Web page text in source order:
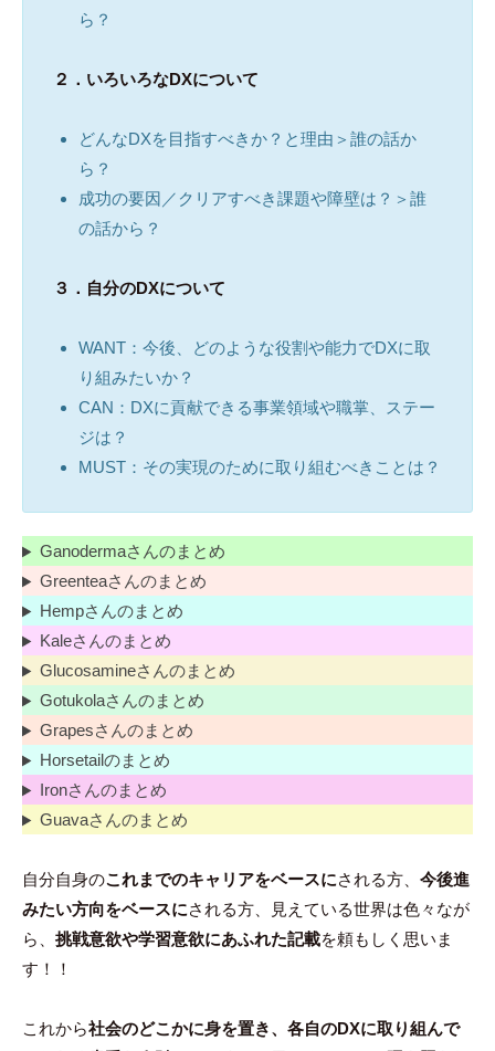
ら？
２．いろいろなDXについて
どんなDXを目指すべきか？と理由＞誰の話か
ら？
成功の要因／クリアすべき課題や障壁は？＞誰
の話から？
３．自分のDXについて
WANT：今後、どのような役割や能力でDXに取
り組みたいか？
CAN：DXに貢献できる事業領域や職掌、ステー
ジは？
MUST：その実現のために取り組むべきことは？
Ganodermaさんのまとめ
Greenteaさんのまとめ
Hempさんのまとめ
Kaleさんのまとめ
Glucosamineさんのまとめ
Gotukolaさんのまとめ
Grapesさんのまとめ
Horsetailのまとめ
Ironさんのまとめ
Guavaさんのまとめ
自分自身のこれまでのキャリアをベースにされる方、 今後進
みたい方向をベースにされる方、見えている世界は色々なが
ら、 挑戦意欲や学習意欲にあふれた記載を頼もしく思いま
す！！
これから社会のどこかに身を置き、各自のDXに取り組んで